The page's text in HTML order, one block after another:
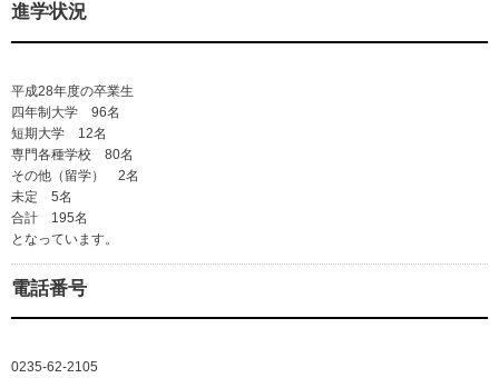
進学状況
平成28年度の卒業生
四年制大学 96名
短期大学 12名
専門各種学校 80名
その他（留学） 2名
未定 5名
合計 195名
となっています。
電話番号
0235-62-2105